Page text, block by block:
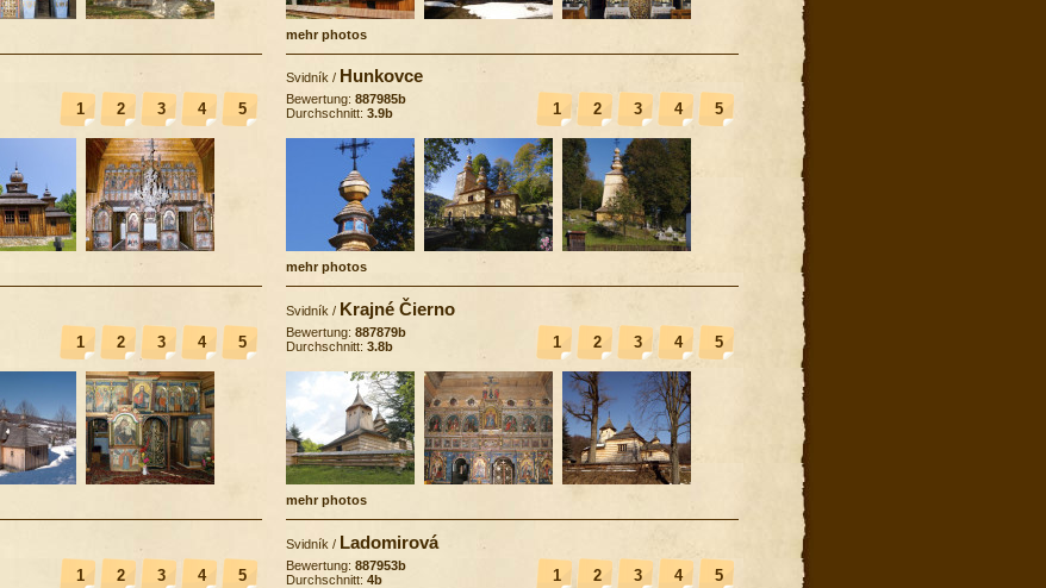
mehr photos
1 2 3 4 5
Svidník / Hunkovce
1 2 3 4 5
Bewertung: 887985b
Durchschnitt: 3.9b
mehr photos
1 2 3 4 5
Svidník / Krajné Čierno
1 2 3 4 5
Bewertung: 887879b
Durchschnitt: 3.8b
mehr photos
1 2 3 4 5
Svidník / Ladomirová
1 2 3 4 5
Bewertung: 887953b
Durchschnitt: 4b